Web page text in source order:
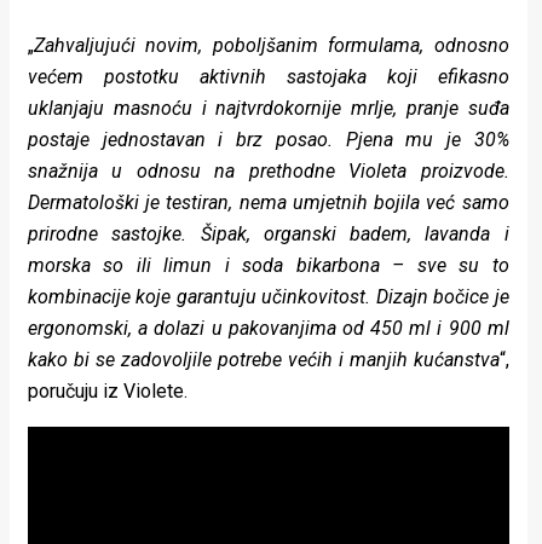
„Zahvaljujući novim, poboljšanim formulama, odnosno
većem postotku aktivnih sastojaka koji efikasno
uklanjaju masnoću i najtvrdokornije mrlje, pranje suđa
postaje jednostavan i brz posao. Pjena mu je 30%
snažnija u odnosu na prethodne Violeta proizvode.
Dermatološki je testiran, nema umjetnih bojila već samo
prirodne sastojke. Šipak, organski badem, lavanda i
morska so ili limun i soda bikarbona – sve su to
kombinacije koje garantuju učinkovitost. Dizajn bočice je
ergonomski, a dolazi u pakovanjima od 450 ml i 900 ml
kako bi se zadovoljile potrebe većih i manjih kućanstva“,
poručuju iz Violete.